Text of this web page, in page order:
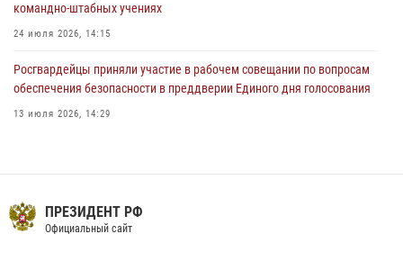
командно-штабных учениях
24 июля 2026, 14:15
Росгвардейцы приняли участие в рабочем совещании по вопросам
обеспечения безопасности в преддверии Единого дня голосования
13 июля 2026, 14:29
В Орле росгвардейцы за неделю проверили два детских лагеря
ПРЕЗИДЕНТ РФ
Официальный сайт